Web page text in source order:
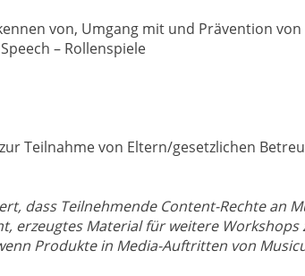
von, Umgang mit und Prävention von
– Rollenspiele
Teilnahme von Eltern/gesetzlichen
dass Teilnehmende Content-Rechte an
erzeugtes Material für weitere Workshops
Produkte in Media-Auftritten von